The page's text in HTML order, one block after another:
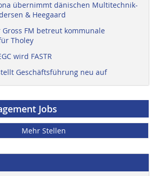
übernimmt dänischen Multitechnik-
& Heegaard
Gross FM betreut kommunale
Tholey
wird FASTR
Geschäftsführung neu auf
Jobs
Mehr Stellen